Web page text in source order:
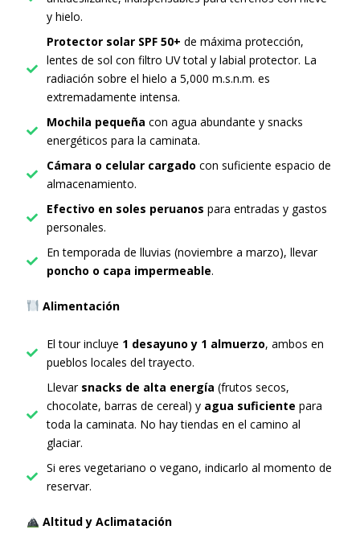
y hielo.
Protector solar SPF 50+ de máxima protección,
lentes de sol con filtro UV total y labial protector. La
radiación sobre el hielo a 5,000 m.s.n.m. es
extremadamente intensa.
Mochila pequeña con agua abundante y snacks
energéticos para la caminata.
Cámara o celular cargado con suficiente espacio de
almacenamiento.
Efectivo en soles peruanos para entradas y gastos
personales.
En temporada de lluvias (noviembre a marzo), llevar
poncho o capa impermeable.
Alimentación
El tour incluye 1 desayuno y 1 almuerzo, ambos en
pueblos locales del trayecto.
Llevar snacks de alta energía (frutos secos,
chocolate, barras de cereal) y agua suficiente para
toda la caminata. No hay tiendas en el camino al
glaciar.
Si eres vegetariano o vegano, indicarlo al momento de
reservar.
Altitud y Aclimatación